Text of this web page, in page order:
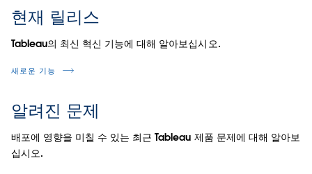
현재 릴리스
Tableau의 최신 혁신 기능에 대해 알아보십시오.
새로운 기능
알려진 문제
배포에 영향을 미칠 수 있는 최근 Tableau 제품 문제에 대해 알아보
십시오.